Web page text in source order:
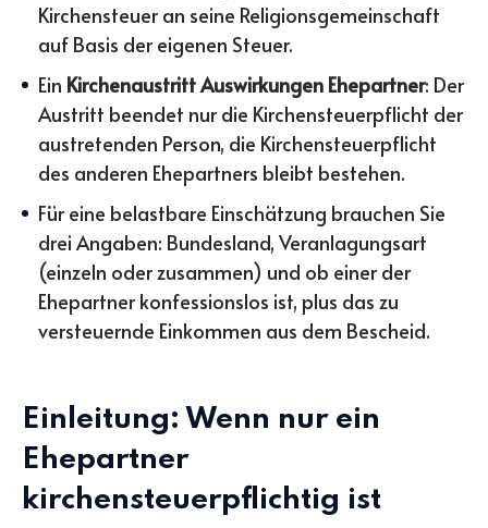
Kirchensteuer an seine Religionsgemeinschaft
auf Basis der eigenen Steuer.
Ein Kirchenaustritt Auswirkungen Ehepartner: Der
Austritt beendet nur die Kirchensteuerpflicht der
austretenden Person, die Kirchensteuerpflicht
des anderen Ehepartners bleibt bestehen.
Für eine belastbare Einschätzung brauchen Sie
drei Angaben: Bundesland, Veranlagungsart
(einzeln oder zusammen) und ob einer der
Ehepartner konfessionslos ist, plus das zu
versteuernde Einkommen aus dem Bescheid.
Einleitung: Wenn nur ein
Ehepartner
kirchensteuerpflichtig ist